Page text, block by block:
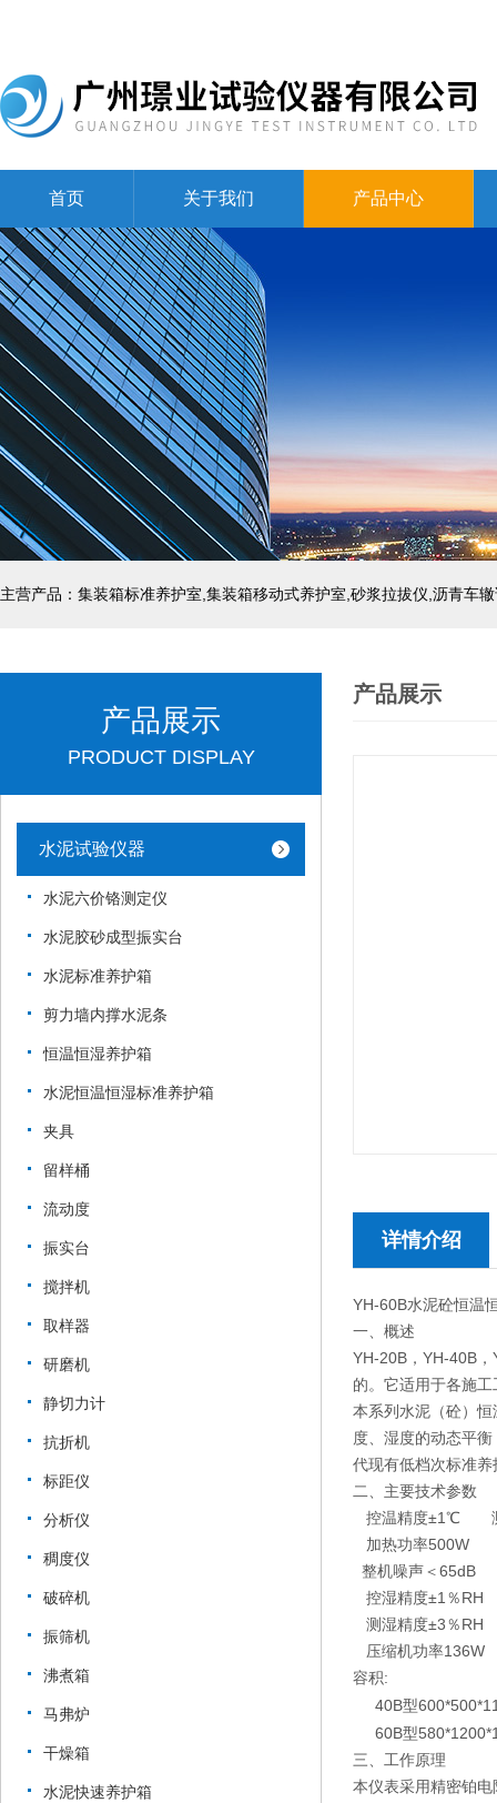
首页 关于我们 产品中心
主营产品：集装箱标准养护室,集装箱移动式养护室,砂浆拉拔仪,沥青车
产品展示
PRODUCT DISPLAY
水泥试验仪器
水泥六价铬测定仪
水泥胶砂成型振实台
水泥标准养护箱
剪力墙内撑水泥条
恒温恒湿养护箱
水泥恒温恒湿标准养护箱
夹具
留样桶
流动度
振实台
搅拌机
取样器
研磨机
静切力计
抗折机
标距仪
分析仪
稠度仪
破碎机
振筛机
沸煮箱
马弗炉
干燥箱
水泥快速养护箱
产品展示
详情介绍
YH-60B水泥砼恒温
一、概述
YH-20B，YH-40B
的。它适用于各施
本系列水泥（砼）
度、湿度的动态平
代现有低档次标准
二、主要技术参数
控温精度±1℃
加热功率500W
整机噪声＜65dB
控湿精度±1％RH
测湿精度±3％
压缩机功率
容积:
40B型
60B型
三、工作原理
本仪表采用精密铂